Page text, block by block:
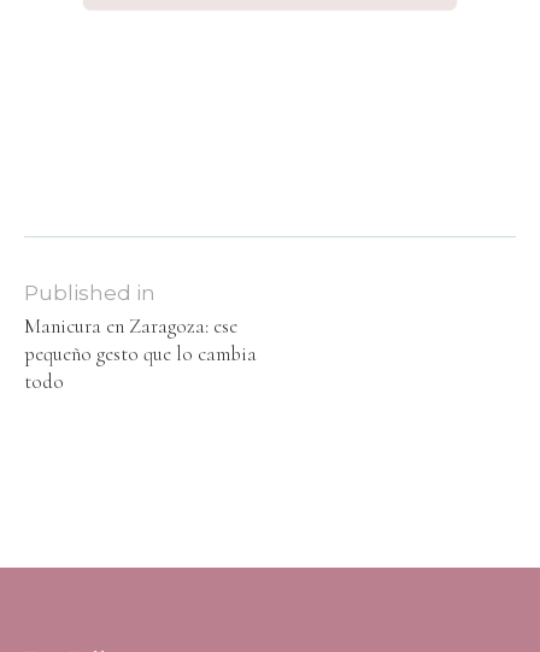
Published in
Manicura en Zaragoza: ese
pequeño gesto que lo cambia
todo